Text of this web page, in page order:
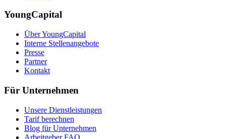
YoungCapital
Über YoungCapital
Interne Stellenangebote
Presse
Partner
Kontakt
Für Unternehmen
Unsere Dienstleistungen
Tarif berechnen
Blog für Unternehmen
Arbeitgeber FAQ